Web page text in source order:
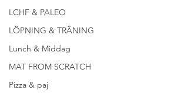
LCHF & PALEO
LÖPNING & TRÄNING
Lunch & Middag
MAT FROM SCRATCH
Pizza & paj